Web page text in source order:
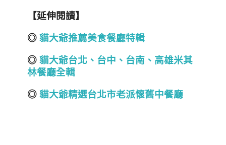
【延伸閱讀】
◎ 貓大爺推薦美食餐廳特輯
◎ 貓大爺台北 、 台中 、 台南 、 高雄米其
林餐廳全輯
◎ 貓大爺精選台北市老派懷舊中餐廳